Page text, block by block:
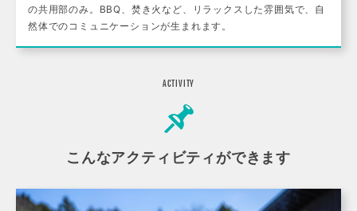
の共用部のみ。BBQ、焚き火など、リラックスした雰囲気で、自
然体でのコミュニケーションが生まれます。
ACTIVITY
こんなアクティビティができます